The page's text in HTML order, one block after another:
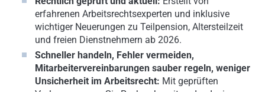
erfahrenen Arbeitsrechtsexperten und inklusive
wichtiger Neuerungen zu Teilpension, Altersteilzeit
und freien Dienstnehmern ab 2026.
Schneller handeln, Fehler vermeiden,
Mitarbeitervereinbarungen sauber regeln, weniger
Unsicherheit im Arbeitsrecht: Mit geprüften